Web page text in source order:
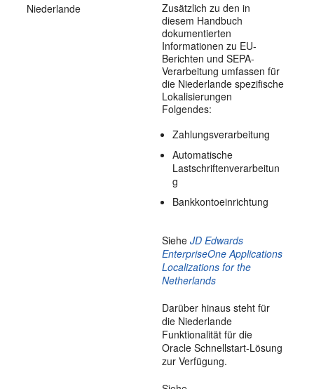
Niederlande
Zusätzlich zu den in
diesem Handbuch
dokumentierten
Informationen zu EU-
Berichten und SEPA-
Verarbeitung umfassen für
die Niederlande spezifische
Lokalisierungen
Folgendes:
Zahlungsverarbeitung
Automatische
Lastschriftenverarbeitun
g
Bankkontoeinrichtung
SieheJD Edwards
EnterpriseOne Applications
Localizations for the
Netherlands
Darüber hinaus steht für
die Niederlande
Funktionalität für die
Oracle Schnellstart-Lösung
zur Verfügung.